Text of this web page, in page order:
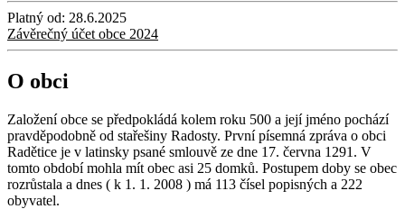
Platný od: 28.6.2025
Závěrečný účet obce 2024
O obci
Založení obce se předpokládá kolem roku 500 a její jméno pochází
pravděpodobně od stařešiny Radosty. První písemná zpráva o obci
Radětice je v latinsky psané smlouvě ze dne 17. června 1291. V
tomto období mohla mít obec asi 25 domků. Postupem doby se obec
rozrůstala a dnes ( k 1. 1. 2008 ) má 113 čísel popisných a 222
obyvatel.